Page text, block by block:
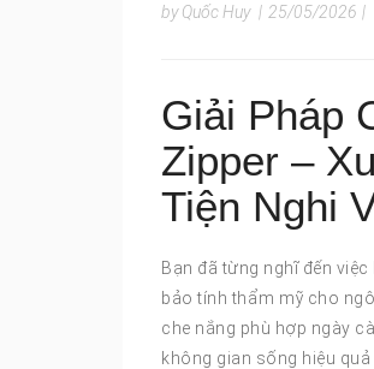
by Quốc Huy | 25/05/2026 |
Giải Pháp
Zipper –
Tiện Nghi
Bạn đã từng nghĩ đến
bảo tính thẩm mỹ cho
che nắng phù hợp ngày
không gian sống hiệu quả